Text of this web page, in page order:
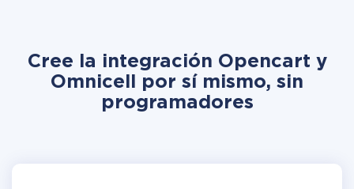
Cree la integración Opencart y
Omnicell por sí mismo, sin
programadores